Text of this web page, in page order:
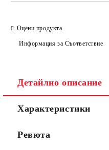
Оцени продукта
Информация за Съответствие
Детайлно описание
Характеристики
Ревюта